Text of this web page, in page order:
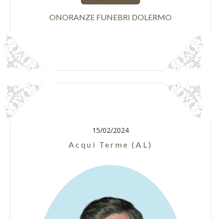
ONORANZE FUNEBRI DOLERMO
15/02/2024
Acqui Terme (AL)